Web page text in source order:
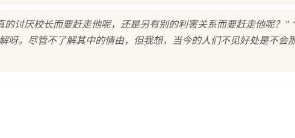
的讨厌校长而要赶走他呢，还是另有别的利害关系而要赶走他呢？”
呀。尽管不了解其中的情由，但我想，当今的人们不见好处是不会